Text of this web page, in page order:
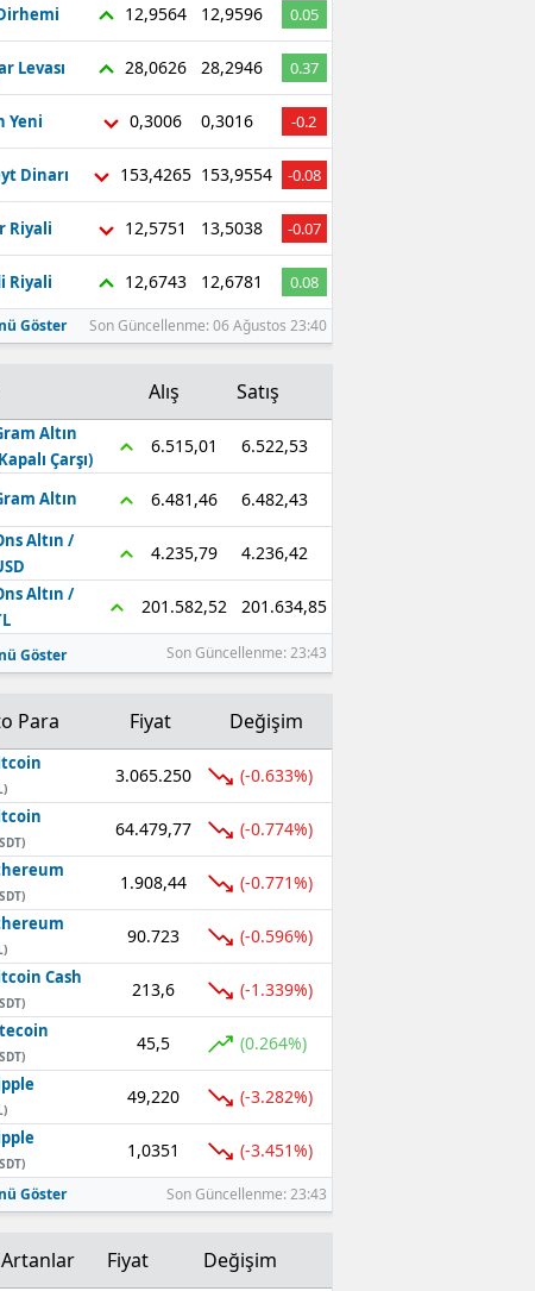
12,9564 12,9596 0.05
Levası 28,0626 28,2946 0.37
Yeni 0,3006 0,3016 -0.2
Dinarı 153,4265 153,9554 -0.08
Riyali 12,5751 13,5038 -0.07
Riyali 12,6743 12,6781 0.08
Göster Son Güncellenme: 06 Ağustos 23:40
Alış Satış
Altın
Çarşı)
6.515,01 6.522,53
Altın 6.481,46 6.482,43
Altın /
4.235,79 4.236,42
Altın /
201.582,52 201.634,85
Göster Son Güncellenme: 23:43
Para Fiyat Değişim
3.065.250 (-0.633%)
64.479,77 (-0.774%)
1.908,44 (-0.771%)
90.723 (-0.596%)
Cash
213,6 (-1.339%)
45,5 (0.264%)
49,220 (-3.282%)
1,0351 (-3.451%)
Göster Son Güncellenme: 23:43
Artanlar Fiyat Değişim